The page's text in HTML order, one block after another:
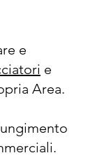
e
e
Area.